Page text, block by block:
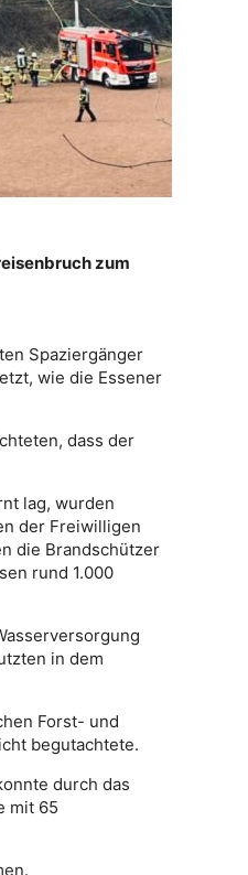
zum
Spaziergänger
wie die Essener
dass der
lag, wurden
der Freiwilligen
die Brandschützer
rund 1.000
in dem
Forst- und
begutachtete.
durch das
mit 65